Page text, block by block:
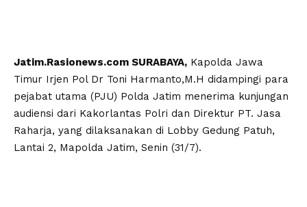
Jatim.Rasionews.com SURABAYA, Kapolda Jawa
Timur Irjen Pol Dr Toni Harmanto,M.H didampingi para
pejabat utama (PJU) Polda Jatim menerima kunjungan
audiensi dari Kakorlantas Polri dan Direktur PT. Jasa
Raharja, yang dilaksanakan di Lobby Gedung Patuh,
Lantai 2, Mapolda Jatim, Senin (31/7).